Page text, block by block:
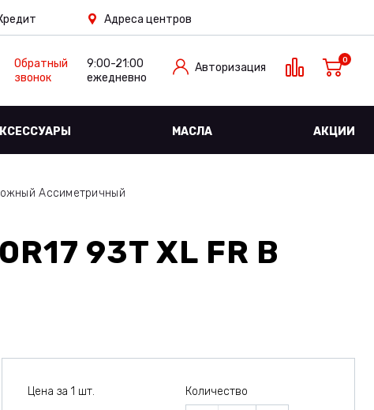
Адреса центров
Обратный
звонок
9:00-21:00
ежедневно
Авторизация
0
МАСЛА АКЦИИ
Ассиметричный
93T XL FR В
Цена за 1 шт. Количество